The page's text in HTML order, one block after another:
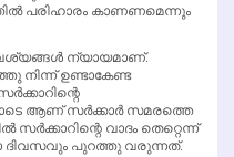
പരിഹാരം കാണണമെന്നും
ന്യായമാണ്.
നിന്ന് ഉണ്ടാകേണ്ട
ആണ് സര്‍ക്കാര്‍ സമരത്തെ
വാദം തെറ്റെന്ന്
ദിവസവും പുറത്തു വരുന്നത്.